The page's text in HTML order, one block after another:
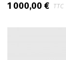
1 000,00 € TTC